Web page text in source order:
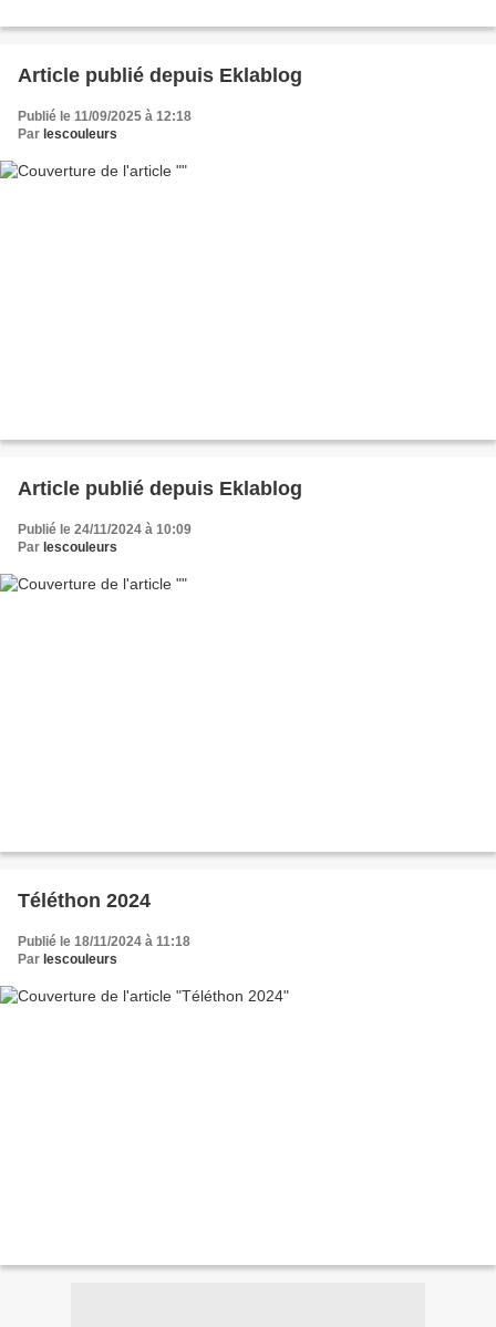
Article publié depuis Eklablog
Publié le 11/09/2025 à 12:18
Par lescouleurs
Article publié depuis Eklablog
Publié le 24/11/2024 à 10:09
Par lescouleurs
Téléthon 2024
Publié le 18/11/2024 à 11:18
Par lescouleurs